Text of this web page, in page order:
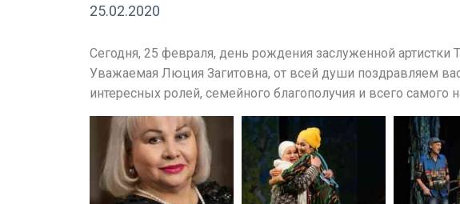
25.02.2020
Сегодня, 25 февраля, день рождения заслуженной
Уважаемая Люция Загитовна, от всей души поздравляем
интересных ролей, семейного благополучия и всего самого